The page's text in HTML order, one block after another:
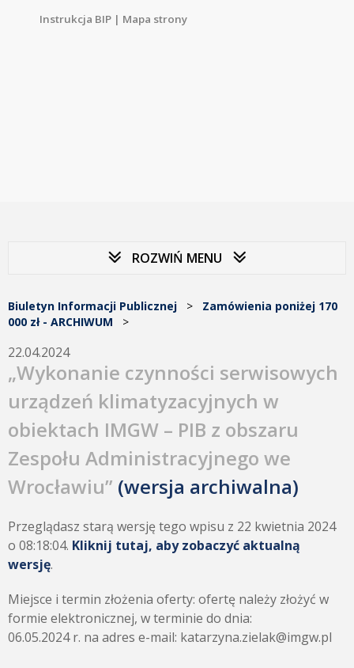
Instrukcja BIP | Mapa strony
ROZWIŃ MENU
Biuletyn Informacji Publicznej > Zamówienia poniżej 170
000 zł - ARCHIWUM >
22.04.2024
„Wykonanie czynności serwisowych
urządzeń klimatyzacyjnych w
obiektach IMGW – PIB z obszaru
Zespołu Administracyjnego we
Wrocławiu” (wersja archiwalna)
Przeglądasz starą wersję tego wpisu z 22 kwietnia 2024
o 08:18:04. Kliknij tutaj, aby zobaczyć aktualną
wersję.
Miejsce i termin złożenia oferty: ofertę należy złożyć w
formie elektronicznej, w terminie do dnia:
06.05.2024 r. na adres e-mail: katarzyna.zielak@imgw.pl